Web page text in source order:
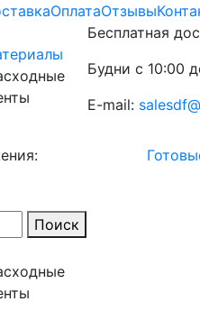
ОплатаОтзывы
Бесплатная
Будни с 10:00
E-mail:
Поиск